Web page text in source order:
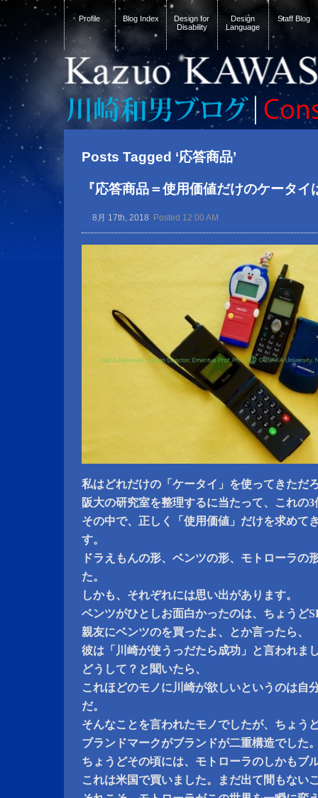
Profile Blog Index
Design for
Disability
Design
Language
Staff Blog
Posts Tagged ‘応答商品’
『応答商品＝使用価値だけのケータ
8月 17th, 2018 Posted 12:00 AM
私はどれだけの「ケータイ」を使ってきただ
阪大の研究室を整理するに当たって、これの
その中で、正しく「使用価値」だけを求めて
す。
ドラえもんの形、ベンツの形、モトローラの
た。
しかも、それぞれには思い出があります。
ベンツがひとしお面白かったのは、ちょうど
親友にベンツのを買ったよ、とか言ったら、
彼は「川崎が使うっだたら成功」と言われま
どうして？と聞いたら、
これほどのモノに川崎が欲しいというのは自
だ。
そんなことを言われたモノでしたが、ちょう
ブランドマークがブランドが二重構造でした
ちょうどその頃には、モトローラのしかもブ
これは米国で買いました。まだ出て間もない